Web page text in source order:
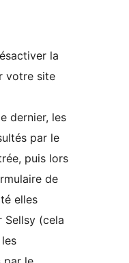
la
votre site
dernier, les
par le
puis lors
de
elles
Sellsy (cela